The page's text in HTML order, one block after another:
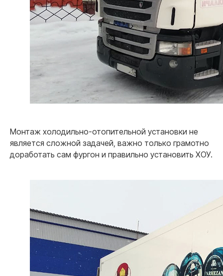
Монтаж холодильно-отопительной установки не
является сложной задачей, важно только грамотно
доработать сам фургон и правильно установить ХОУ.